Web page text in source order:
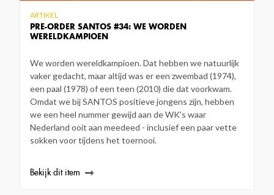
PRE-ORDER SANTOS #34: WE WORDEN
WERELDKAMPIOEN
ARTIKEL
We worden wereldkampioen. Dat hebben we natuurlijk
vaker gedacht, maar altijd was er een zwembad (1974),
een paal (1978) of een teen (2010) die dat voorkwam.
Omdat we bij SANTOS positieve jongens zijn, hebben
we een heel nummer gewijd aan de WK's waar
Nederland ooit aan meedeed - inclusief een paar vette
sokken voor tijdens het toernooi.
Bekijk dit item